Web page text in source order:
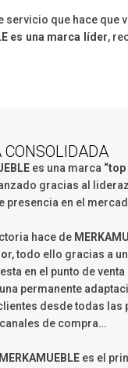
servicio que hace que
es una marca líder,
CONSOLIDADA
es una marca
gracias al
presencia en el
hace de
r, todo ello gracias a
en el punto de
permanente
desde todas las
de compra…
MERKAMUEBLEes el